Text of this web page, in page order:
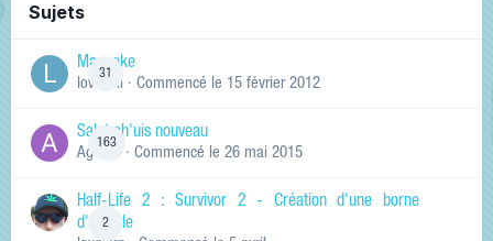
Sujets
31
Manneke
lowskill · Commencé le 15 février 2012
163
Salut ch'uis nouveau
Ag0Nie · Commencé le 26 mai 2015
2
Half-Life 2 : Survivor 2 - Création d'une borne
d'arcade